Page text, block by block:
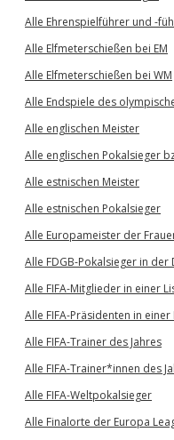
Alle Ehrenspielführer und -
Alle Elfmeterschießen bei EM
Alle Elfmeterschießen bei WM
Alle Endspiele des
Alle englischen Meister
Alle englischen Pokalsieger
Alle estnischen Meister
Alle estnischen Pokalsieger
Alle Europameister der
Alle FDGB-Pokalsieger in der
Alle FIFA-Mitglieder in einer
Alle FIFA-Präsidenten in einer
Alle FIFA-Trainer des Jahres
Alle FIFA-Trainer*innen des
Alle FIFA-Weltpokalsieger
Alle Finalorte der Europa